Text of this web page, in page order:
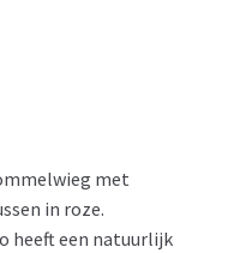
met
in roze.
heeft een natuurlijk